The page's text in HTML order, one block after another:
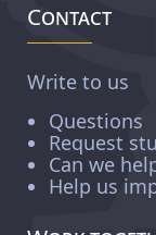
Contact
Write to us
Questions
Request
Can we
Help us